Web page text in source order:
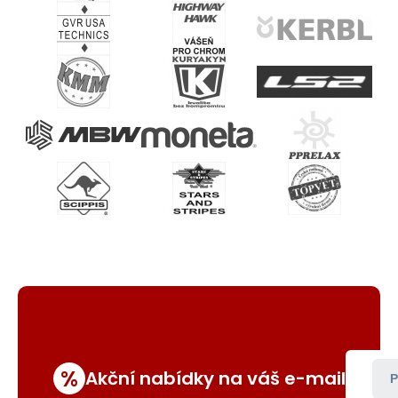
% Akční nabídky na váš e-mail